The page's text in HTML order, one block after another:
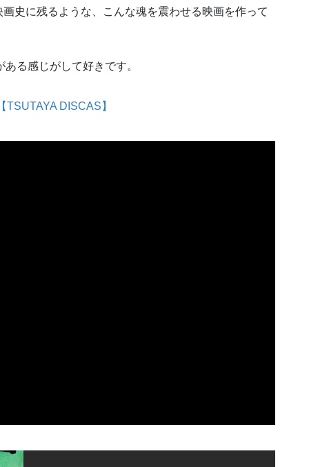
史に残るような、こんな魂を震わせる映画を作って
る感じがして好きです。
TSUTAYA DISCAS】